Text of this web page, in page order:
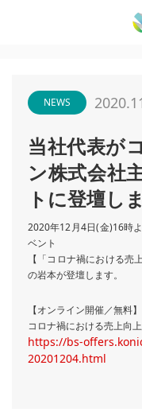
当社
NEWS
当社代表が
ン株式会社
トに登壇し
2020年12月4日(金)16時
ベント
【「コロナ禍における
の岩本が登壇します。
【オンライン開催／無料】
コロナ禍における売上向
https://bs-
20201204.html